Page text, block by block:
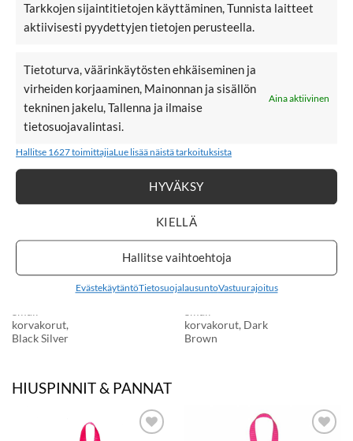
Tarkkojen sijaintitietojen käyttäminen, Tunnista laitteet
aktiivisesti pyydettyjen tietojen perusteella.
Tietoturva, väärinkäytösten ehkäiseminen ja
virheiden korjaaminen, Mainonnan ja sisällön
tekninen jakelu, Tallenna ja ilmaise
tietosuojavalintasi.
Aina aktiivinen
Hallitse 1627 toimittajiaLue lisää näistä tarkoituksista
HYVÄKSY
KIELLÄ
Hallitse vaihtoehtoja
EvästekäytäntöTietosuojalausuntoVastuurajoitus
BY ELOISE GOLD
BUTTERFLY, Mint
6,90€ 6,90€
BY ELOISE
TROPICAL
6,90€
KORVAKORUT
LISÄÄ
Small
korvakorut,
Black Silver
24,95€ 24,95€
LISÄÄ
Small
korvakorut, Dark
Brown
HIUSPINNIT & PANNAT